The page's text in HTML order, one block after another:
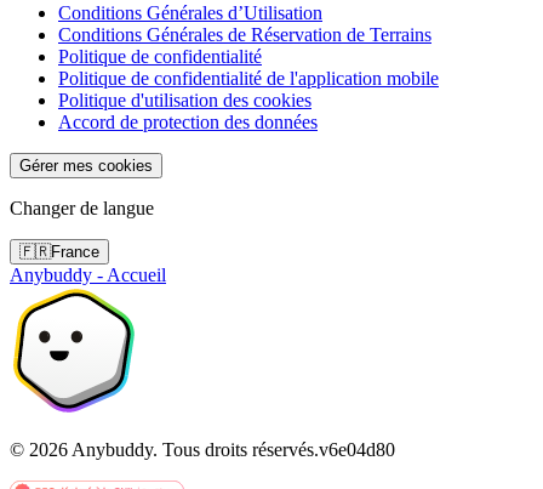
Conditions Générales d’Utilisation
Conditions Générales de Réservation de Terrains
Politique de confidentialité
Politique de confidentialité de l'application mobile
Politique d'utilisation des cookies
Accord de protection des données
Gérer mes cookies
Changer de langue
🇫🇷France
Anybuddy - Accueil
© 2026 Anybuddy. Tous droits réservés.v6e04d80